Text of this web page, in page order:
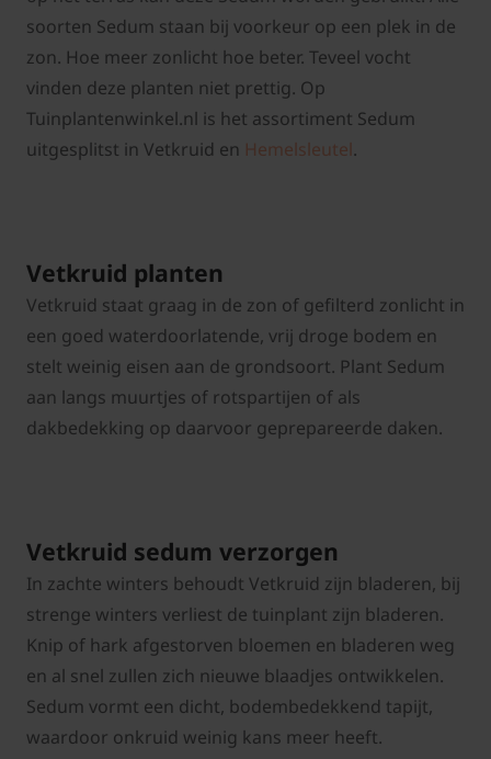
soorten Sedum staan bij voorkeur op een plek in de
zon. Hoe meer zonlicht hoe beter. Teveel vocht
vinden deze planten niet prettig. Op
Tuinplantenwinkel.nl is het assortiment Sedum
uitgesplitst in Vetkruid en Hemelsleutel .
Vetkruid planten
Vetkruid staat graag in de zon of gefilterd zonlicht in
een goed waterdoorlatende, vrij droge bodem en
stelt weinig eisen aan de grondsoort. Plant Sedum
aan langs muurtjes of rotspartijen of als
dakbedekking op daarvoor geprepareerde daken.
Vetkruid sedum verzorgen
In zachte winters behoudt Vetkruid zijn bladeren, bij
strenge winters verliest de tuinplant zijn bladeren.
Knip of hark afgestorven bloemen en bladeren weg
en al snel zullen zich nieuwe blaadjes ontwikkelen.
Sedum vormt een dicht, bodembedekkend tapijt,
waardoor onkruid weinig kans meer heeft.